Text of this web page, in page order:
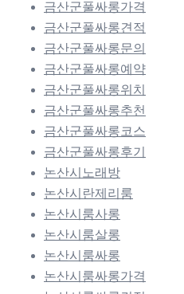
금산군풀싸롱가격
금산군풀싸롱견적
금산군풀싸롱문의
금산군풀싸롱예약
금산군풀싸롱위치
금산군풀싸롱추천
금산군풀싸롱코스
금산군풀싸롱후기
논산시노래방
논산시란제리룸
논산시룸사롱
논산시룸살롱
논산시룸싸롱
논산시룸싸롱가격